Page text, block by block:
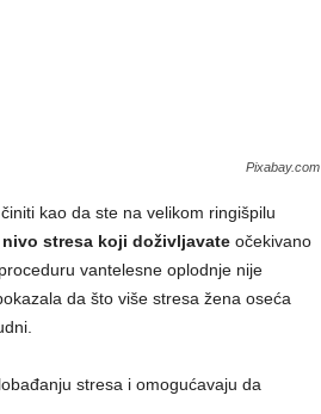
Pixabay.com
kao da ste na velikom ringišpilu
nivo stresa koji doživljavateočekivano
vantelesne oplodnje nije
da što više stresa žena oseća
stresa i omogućavaju da